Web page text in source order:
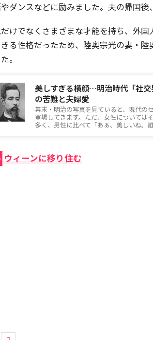
ダンスなどに励みました。夫の帰国後
けでなくさまざまな才能を持ち、外
る性格だったため、陸奥宗光の妻・
。
美しすぎる横顔…明治時代「社
の苦難と夫婦愛
幕末・明治の写真を見ていると、現代の
登場してきます。ただ、女性については
多く、男性に比べて「あぁ、美しいね。
ウィーンに移り住む